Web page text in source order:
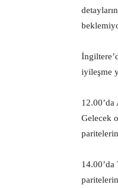
iyileşme
Gelecek
14.00’da